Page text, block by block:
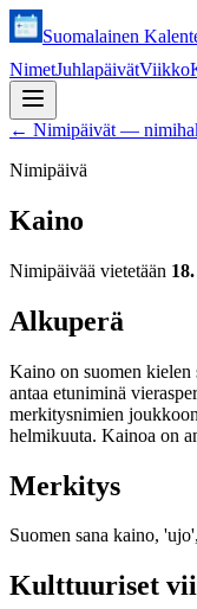
Suomalainen
NimetJuhlapäivätViikko
← Nimipäivät —
Nimipäivä
Kaino
Nimipäivää vietetään
Alkuperä
Kaino on suomen kielen
antaa etuniminä
merkitysnimien
helmikuuta. Kainoa on
Merkitys
Suomen sana kaino,
Kulttuuriset